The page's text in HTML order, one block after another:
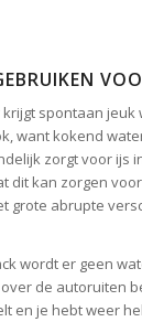
spontaan
want kokend
zorgt voor ijs
dit kan zorgen
grote abrupte
wordt er geen
de autoruiten
en je hebt weer